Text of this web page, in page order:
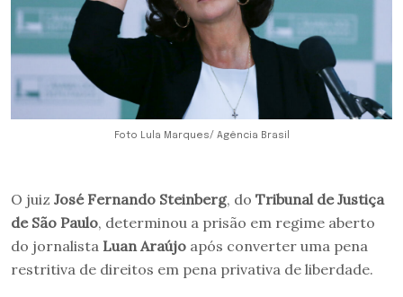
Foto Lula Marques/ Agência Brasil
O juiz José Fernando Steinberg, do Tribunal de Justiça
de São Paulo, determinou a prisão em regime aberto
do jornalista Luan Araújo após converter uma pena
restritiva de direitos em pena privativa de liberdade.